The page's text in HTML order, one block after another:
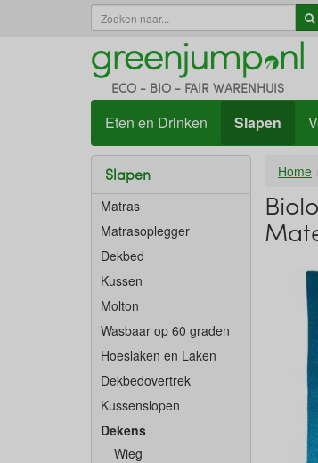
ECO - BIO - FAIR WARENHUIS
Eten en Drinken Slapen
Slapen
Matras
Matrasoplegger
Dekbed
Kussen
Molton
Wasbaar op 60 graden
Hoeslaken en Laken
Dekbedovertrek
Kussenslopen
Dekens
Wieg
Home